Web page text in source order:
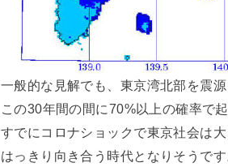
一般的な見解でも、東京湾北部を震
この30年間の間に70%以上の確率で
すでにコロナショックで東京社会は
はっきり向き合う時代となりそうです